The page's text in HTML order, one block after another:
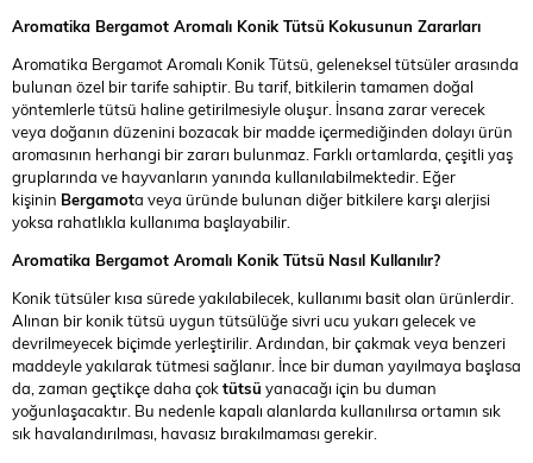
Aromatika Bergamot Aromalı Konik Tütsü Kokusunun Zararları
Aromatika Bergamot Aromalı Konik Tütsü, geleneksel tütsüler arasında
bulunan özel bir tarife sahiptir. Bu tarif, bitkilerin tamamen doğal
yöntemlerle tütsü haline getirilmesiyle oluşur. İnsana zarar verecek
veya doğanın düzenini bozacak bir madde içermediğinden dolayı ürün
aromasının herhangi bir zararı bulunmaz. Farklı ortamlarda, çeşitli yaş
gruplarında ve hayvanların yanında kullanılabilmektedir. Eğer
kişinin Bergamota veya üründe bulunan diğer bitkilere karşı alerjisi
yoksa rahatlıkla kullanıma başlayabilir.
Aromatika Bergamot Aromalı Konik Tütsü Nasıl Kullanılır?
Konik tütsüler kısa sürede yakılabilecek, kullanımı basit olan ürünlerdir.
Alınan bir konik tütsü uygun tütsülüğe sivri ucu yukarı gelecek ve
devrilmeyecek biçimde yerleştirilir. Ardından, bir çakmak veya benzeri
maddeyle yakılarak tütmesi sağlanır. İnce bir duman yayılmaya başlasa
da, zaman geçtikçe daha çoktütsü yanacağı için bu duman
yoğunlaşacaktır. Bu nedenle kapalı alanlarda kullanılırsa ortamın sık
sık havalandırılması, havasız bırakılmaması gerekir.